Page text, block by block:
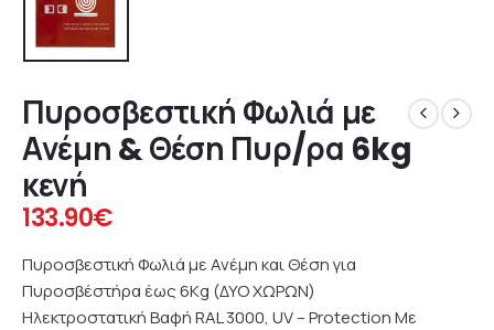
Πυροσβεστική Φωλιά με
Ανέμη & Θέση Πυρ/ρα 6kg
κενή
133.90€
Πυροσβεστική Φωλιά με Ανέμη και Θέση για
Πυροσβέστήρα έως 6Kg (ΔΥΟ ΧΩΡΩΝ)
Hλεκτροστατική Βαφή RAL 3000, UV – Protection Με